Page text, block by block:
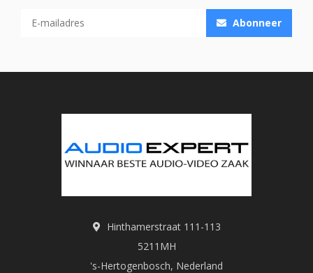
Abonneer
Hinthamerstraat 111-113
5211MH
's-Hertogenbosch, Nederland